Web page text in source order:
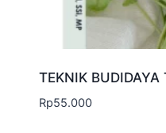
TEKNIK
Rp55.000